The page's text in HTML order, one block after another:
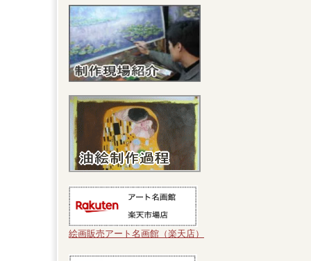
絵画販売アート名画館（楽天店）